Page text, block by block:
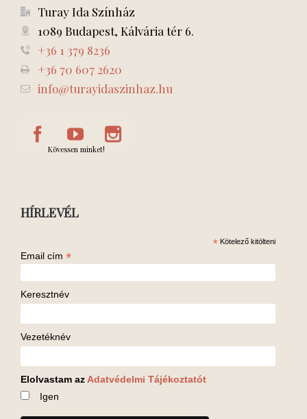
Turay Ida Színház
1089 Budapest, Kálvária tér 6.
+36 1 379 8236
+36 70 607 2620
info@turayidaszinhaz.hu
Kövessen minket!
HÍRLEVÉL
* Kötelező kitölteni
Email cím *
Keresztnév
Vezetéknév
Elolvastam az Adatvédelmi Tájékoztatót
Igen